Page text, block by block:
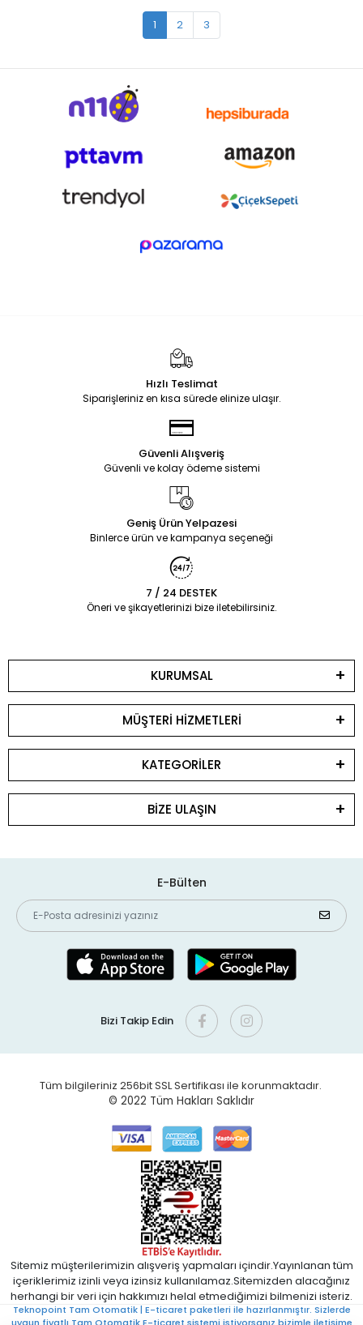
1 2 3
Hızlı Teslimat
Siparişleriniz en kısa sürede elinize ulaşır.
Güvenli Alışveriş
Güvenli ve kolay ödeme sistemi
Geniş Ürün Yelpazesi
Binlerce ürün ve kampanya seçeneği
7 / 24 DESTEK
Öneri ve şikayetlerinizi bize iletebilirsiniz.
KURUMSAL
MÜŞTERİ HİZMETLERİ
KATEGORİLER
BİZE ULAŞIN
E-Bülten
Bizi Takip Edin
Tüm bilgileriniz 256bit SSL Sertifikası ile korunmaktadır.
© 2022 Tüm Hakları Saklıdır
Sitemiz müşterilerimizin alışveriş yapmaları içindir.Yayınlanan tüm
içeriklerimiz izinli veya izinsiz kullanılamaz.Sitemizden alacağınız
herhangi bir veri için hakkımızı helal etmediğimizi bilmenizi isteriz.
Teknopoint Tam Otomatik | E-ticaret paketleri ile hazırlanmıştır. Sizlerde
uygun fiyatlı Tam Otomatik E-ticaret sistemi istiyorsanız bizimle iletişime